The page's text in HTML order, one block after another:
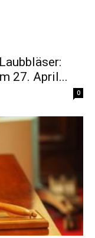
27. April...
0